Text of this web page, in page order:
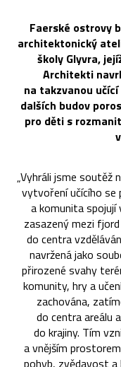
Faerské ostrovy
architektonický
školy Glyvra,
Architekti
na takzvanou
dalších budov
pro děti s
„Vyhráli jsme soutěž
vytvoření učícího se
a komunita spojují
zasazený mezi
do centra
navržená jako
přirozené svahy
komunity, hry a
zachována,
do centra areálu
do krajiny. Tím
a vnějším
pohyb, zvědavost a